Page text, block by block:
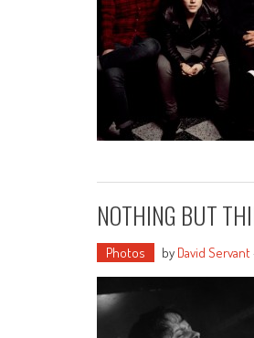
NOTHING BUT
Photos by David Servant